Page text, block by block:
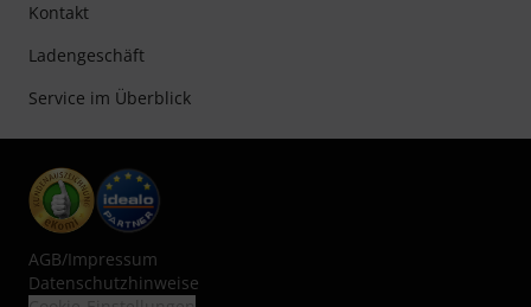
Kontakt
Ladengeschäft
Service im Überblick
AGB/Impressum
Datenschutzhinweise